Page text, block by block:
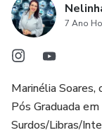
🧠 Conteúdo do
O curso é
🎲 Jogos em
🧩 Atividades
7 Ano
Marinélia
Pós Graduada
Surdos/Libras/